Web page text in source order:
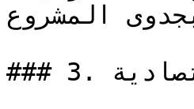
المشروع.
### 3. عناصر الجدوى الاقتصادية